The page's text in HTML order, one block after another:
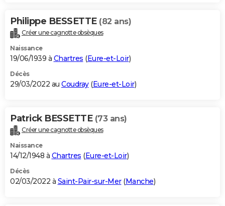
Philippe BESSETTE (82 ans)
Créer une cagnotte obsèques
Naissance
19/06/1939 à Chartres (Eure-et-Loir)
Décès
29/03/2022 au Coudray(Eure-et-Loir)
Patrick BESSETTE (73 ans)
Créer une cagnotte obsèques
Naissance
14/12/1948 à Chartres (Eure-et-Loir)
Décès
02/03/2022 à Saint-Pair-sur-Mer(Manche)